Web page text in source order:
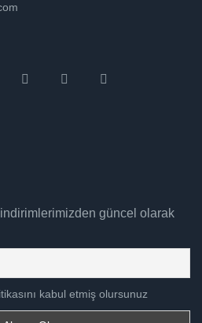
Amazon Pinterest
indirimlerimizden güncel olarak
kabul etmiş olursunuz